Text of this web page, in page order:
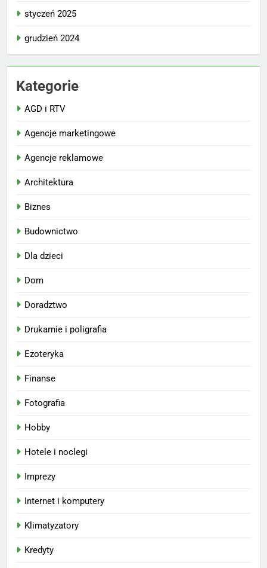
styczeń 2025
grudzień 2024
Kategorie
AGD i RTV
Agencje marketingowe
Agencje reklamowe
Architektura
Biznes
Budownictwo
Dla dzieci
Dom
Doradztwo
Drukarnie i poligrafia
Ezoteryka
Finanse
Fotografia
Hobby
Hotele i noclegi
Imprezy
Internet i komputery
Klimatyzatory
Kredyty